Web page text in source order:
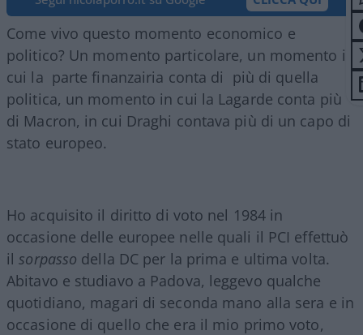
Come vivo questo momento economico e
politico? Un momento particolare, un momento in
cui la parte finanzairia conta di più di quella
politica, un momento in cui la Lagarde conta più
di Macron, in cui Draghi contava più di un capo di
stato europeo.
Ho acquisito il diritto di voto nel 1984 in
occasione delle europee nelle quali il PCI effettuò
ilsorpasso della DC per la prima e ultima volta.
Abitavo e studiavo a Padova, leggevo qualche
quotidiano, magari di seconda mano alla sera e in
occasione di quello che era il mio primo voto,